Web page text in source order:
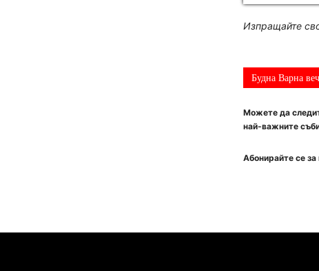
Изпращайте
Будна Варна
Можете да
най-важните
Абонирайте се